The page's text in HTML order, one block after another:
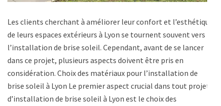
Les clients cherchant à améliorer leur confort et l’esthétique
de leurs espaces extérieurs à Lyon se tournent souvent vers
l’installation de brise soleil. Cependant, avant de se lancer
dans ce projet, plusieurs aspects doivent être pris en
considération. Choix des matériaux pour l’installation de
brise soleil à Lyon Le premier aspect crucial dans tout projet
d’installation de brise soleil à Lyon est le choix des